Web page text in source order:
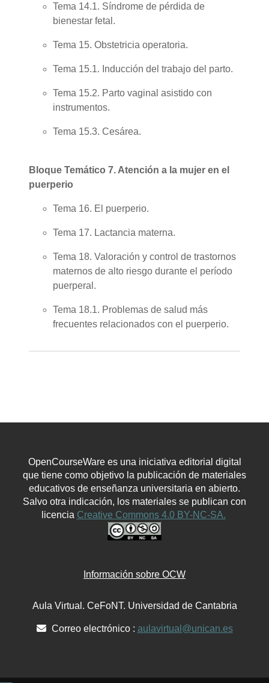
Tema 14.1. Síndrome de pérdida de
bienestar fetal.
Tema 15. Obstetricia operatoria.
Tema 15.1. Inducción del trabajo del parto.
Tema 15.2. Parto vaginal asistido con
instrumentos.
Tema 15.3. Cesárea.
Bloque Temático 7. Atención a la mujer en el
puerperio
Tema 16. El puerperio.
Tema 17. Lactancia materna.
Tema 18. Valoración y control de trastornos
maternos de alto riesgo durante el período
puerperal.
Tema 18.1. Problemas de salud más
frecuentes relacionados con el puerperio.
OpenCourseWare es una iniciativa editorial digital
que tiene como objetivo la publicación de materiales
educativos de enseñanza universitaria en abierto.
Salvo otra indicación, los materiales se publican con
licencia Creative Commons 4.0 BY-NC-SA.
Información sobre OCW
Aula Virtual. CeFoNT. Universidad de Cantabria
Correo electrónico : aulavirtual@unican.es